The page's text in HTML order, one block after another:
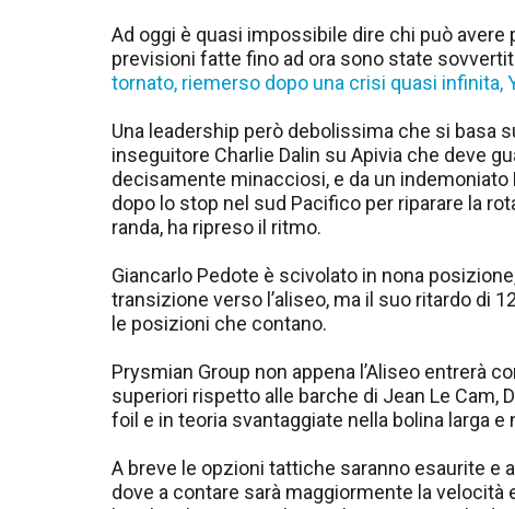
Ad oggi è quasi impossibile dire chi può
previsioni fatte fino ad ora sono state
tornato, riemerso dopo una crisi quasi infinita,
Una leadership però debolissima che si basa
inseguitore Charlie Dalin su Apivia che deve
decisamente minacciosi, e da un
dopo lo stop nel sud Pacifico per riparare la
randa, ha ripreso il ritmo.
Giancarlo Pedote è scivolato in nona
transizione verso l’aliseo, ma il suo ritardo di
le posizioni che contano.
Prysmian Group non appena l’Aliseo entrerà
superiori rispetto alle barche di Jean Le Cam,
foil e in teoria svantaggiate nella bolina larga e
A breve le opzioni tattiche saranno esaurite e
dove a contare sarà maggiormente la